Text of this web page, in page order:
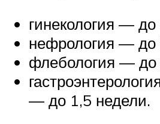
гинекология —
нефрология — до
флебология — до
— до 1,5 недели.